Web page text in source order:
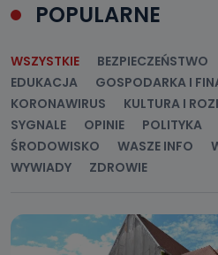
POPULARNE
WSZYSTKIE BEZPIECZEŃSTWO
EDUKACJA
GOSPODARKA I
KORONAWIRUS
KULTURA I
SYGNALE
OPINIE POLITYKA
ŚRODOWISKO
WASZE INFO
WYWIADY
ZDROWIE